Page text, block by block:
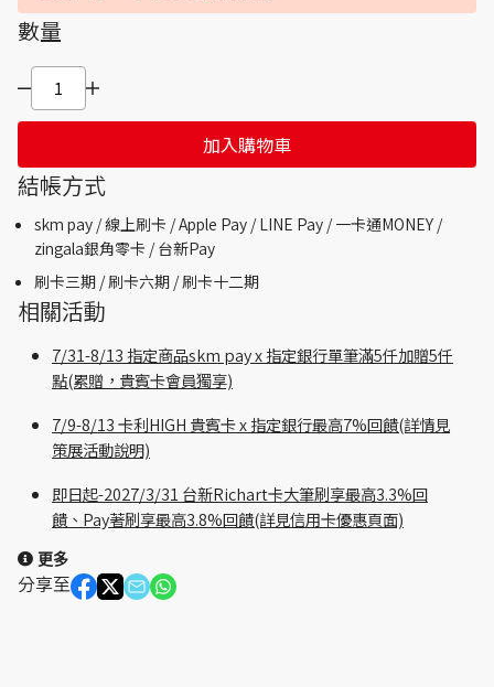
數量
加入購物車
結帳方式
skm pay /線上刷卡 / Apple Pay /LINE Pay / 一卡通MONEY /
zingala銀角零卡 /台新Pay
刷卡三期 /刷卡六期 /刷卡十二期
相關活動
7/31-8/13 指定商品skm pay x 指定銀行單筆滿5仟加贈5仟
點(累贈，貴賓卡會員獨享)
7/9-8/13 卡利HIGH 貴賓卡 x 指定銀行最高7%回饋(詳情見
策展活動說明)
即日起-2027/3/31 台新Richart卡大筆刷享最高3.3%回
饋、Pay著刷享最高3.8%回饋(詳見信用卡優惠頁面)
更多
分享至